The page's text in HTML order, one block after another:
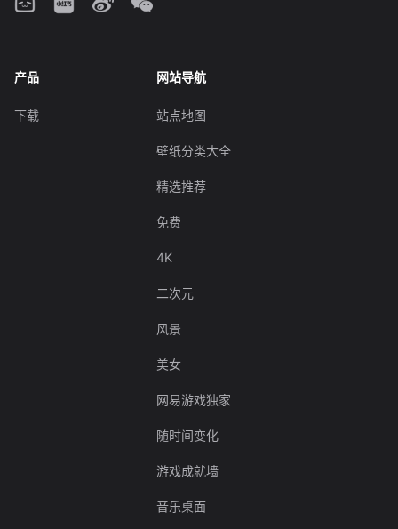
产品
下载
网站导航
站点地图
壁纸分类大全
精选推荐
免费
4K
二次元
风景
美女
网易游戏独家
随时间变化
游戏成就墙
音乐桌面